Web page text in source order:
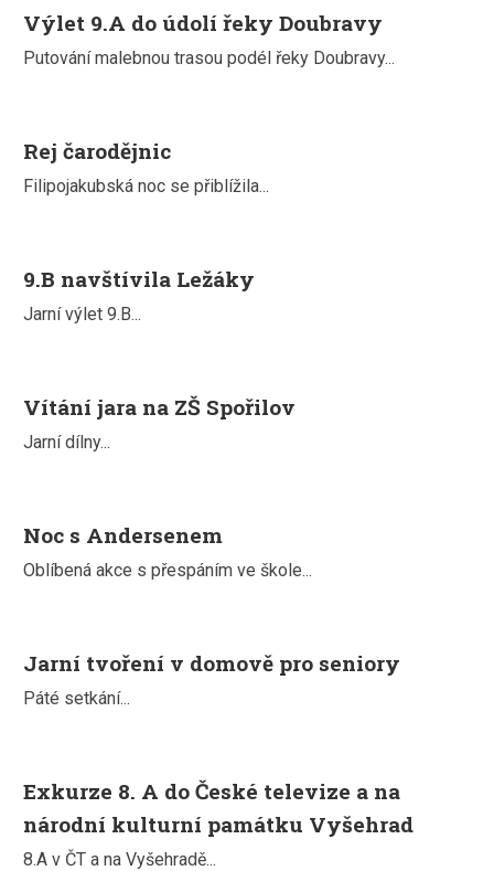
Výlet 9.A do údolí řeky Doubravy
Putování malebnou trasou podél řeky Doubravy...
Rej čarodějnic
Filipojakubská noc se přiblížila...
9.B navštívila Ležáky
Jarní výlet 9.B...
Vítání jara na ZŠ Spořilov
Jarní dílny...
Noc s Andersenem
Oblíbená akce s přespáním ve škole...
Jarní tvoření v domově pro seniory
Páté setkání...
Exkurze 8. A do České televize a na
národní kulturní památku Vyšehrad
8.A v ČT a na Vyšehradě...